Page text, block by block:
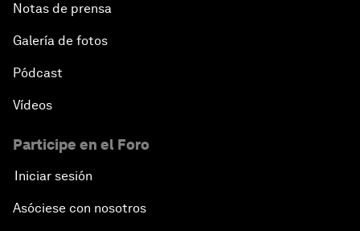
Notas de prensa
Galería de fotos
Pódcast
Vídeos
Participe en el Foro
Iniciar sesión
Asóciese con nosotros